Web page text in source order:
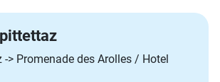
> Promenade des Arolles / Hotel